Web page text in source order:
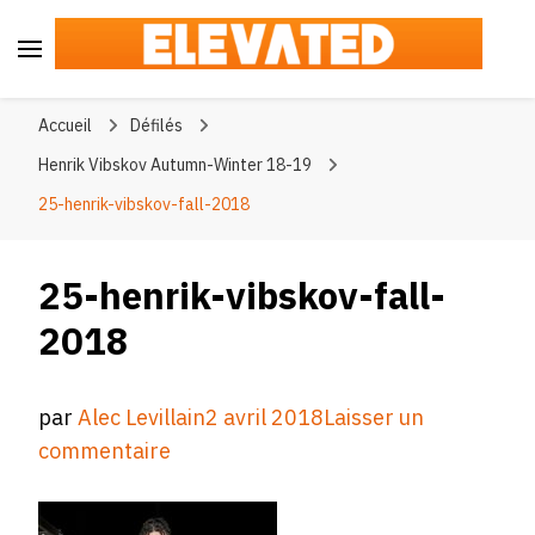
Accueil
Défilés
Henrik Vibskov Autumn-Winter 18-19
25-henrik-vibskov-fall-2018
25-henrik-vibskov-fall-
2018
parAlec Levillain2 avril 2018Laisser un
commentaire